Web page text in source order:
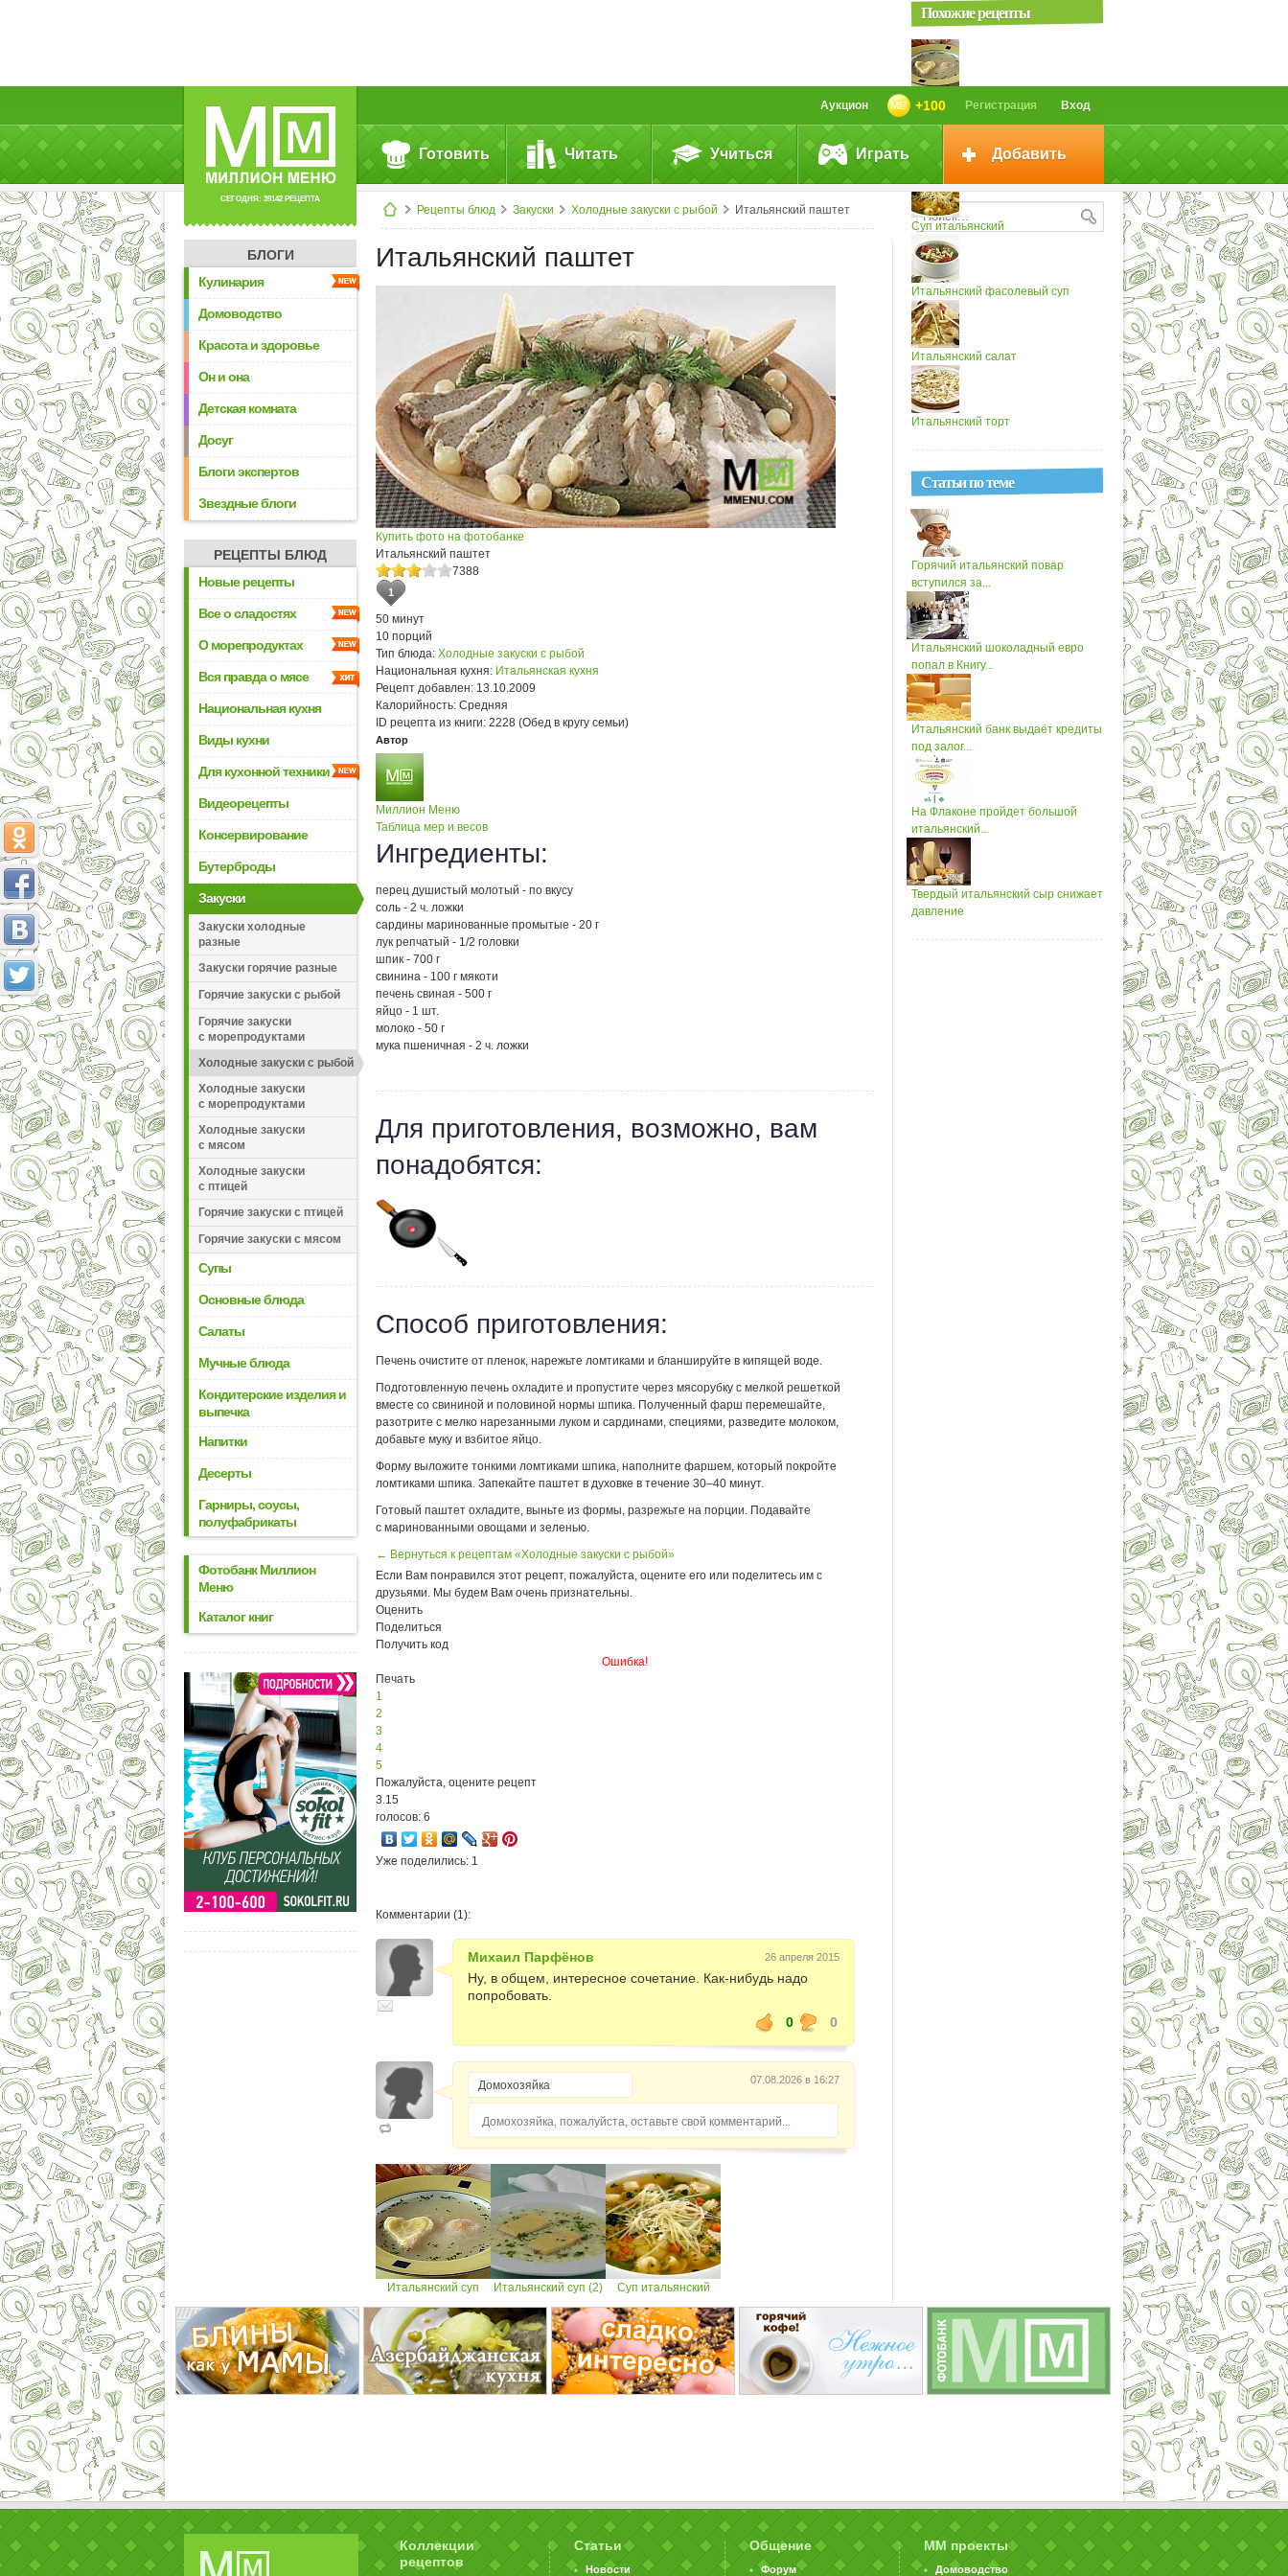
СЕГОДНЯ: 39142 РЕЦЕПТА
Вход
Регистрация
+100
Аукцион
Готовить Читать Учиться Играть Добавить
Рецепты блюд Закуски Холодные закуски с рыбой Итальянский паштет
БЛОГИ
Кулинария
Домоводство
Красота и здоровье
Он и она
Детская комната
Досуг
Блоги экспертов
Звездные блоги
РЕЦЕПТЫ БЛЮД
Новые рецепты
Все о сладостях
О морепродуктах
Вся правда о мясе
Национальная кухня
Виды кухни
Для кухонной техники
Видеорецепты
Консервирование
Бутерброды
Закуски
Закуски холодные
разные
Закуски горячие разные
Горячие закуски с рыбой
Горячие закуски
с морепродуктами
Холодные закуски с рыбой
Холодные закуски
с морепродуктами
Холодные закуски
с мясом
Холодные закуски
с птицей
Горячие закуски с птицей
Горячие закуски с мясом
Супы
Основные блюда
Салаты
Мучные блюда
Кондитерские изделия и
выпечка
Напитки
Десерты
Гарниры, соусы,
полуфабрикаты
Фотобанк Миллион
Меню
Каталог книг
Итальянский паштет
Купить фото на фотобанке
Итальянский паштет
7388
1
50 минут
10 порций
Тип блюда: Холодные закуски с рыбой
Национальная кухня: Итальянская кухня
Рецепт добавлен: 13.10.2009
Калорийность: Средняя
ID рецепта из книги: 2228 (Обед в кругу семьи)
Автор
Миллион Меню
Таблица мер и весов
Ингредиенты:
перец душистый молотый - по вкусу
соль - 2 ч. ложки
сардины маринованные промытые - 20 г
лук репчатый - 1/2 головки
шпик - 700 г
свинина - 100 г мякоти
печень свиная - 500 г
яйцо - 1 шт.
молоко - 50 г
мука пшеничная - 2 ч. ложки
Для приготовления, возможно, вам
понадобятся:
Способ приготовления:
Печень очистите от пленок, нарежьте ломтиками и бланшируйте в кипящей воде.
Подготовленную печень охладите и пропустите через мясорубку с мелкой решеткой
вместе со свининой и половиной нормы шпика. Полученный фарш перемешайте,
разотрите с мелко нарезанными луком и сардинами, специями, разведите молоком,
добавьте муку и взбитое яйцо.
Форму выложите тонкими ломтиками шпика, наполните фаршем, который покройте
ломтиками шпика. Запекайте паштет в духовке в течение 30–40 минут.
Готовый паштет охладите, выньте из формы, разрежьте на порции. Подавайте
с маринованными овощами и зеленью.
← Вернуться к рецептам «Холодные закуски с рыбой»
Если Вам понравился этот рецепт, пожалуйста, оцените его или поделитесь им с
друзьями. Мы будем Вам очень признательны.
Оценить
Поделиться
Получить код
Ошибка!
Печать
1
2
3
4
5
Пожалуйста, оцените рецепт
3.15
голосов: 6
Уже поделились: 1
Комментарии (1):
Михаил Парфёнов 26 апреля 2015
Ну, в общем, интересное сочетание. Как-нибудь надо
попробовать.
0
0
07.08.2026 в 16:27
Домохозяйка, пожалуйста, оставьте свой комментарий...
Итальянский суп Итальянский суп (2) Суп итальянский
Похожие рецепты
Итальянский суп (2)
Суп итальянский
Итальянский фасолевый суп
Итальянский салат
Итальянский торт
Статьи по теме
Горячий итальянский повар
вступился за...
Итальянский шоколадный евро
попал в Книгу...
Итальянский банк выдаёт кредиты
под залог...
На Флаконе пройдет большой
итальянский...
Твердый итальянский сыр снижает
давление
Коллекции
рецептов
Статьи
Новости
Общение
Форум
ММ проекты
Домоводство